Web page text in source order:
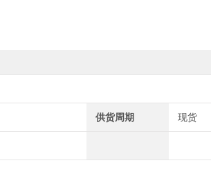
供货周期 现货